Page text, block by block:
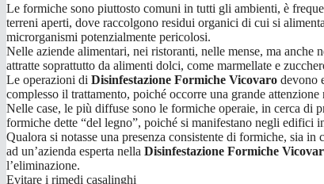
Le formiche sono piuttosto comuni in tutti gli ambienti, è
terreni aperti, dove raccolgono residui organici di cui si
microrganismi potenzialmente pericolosi.
Nelle aziende alimentari, nei ristoranti, nelle mense, ma
attratte soprattutto da alimenti dolci, come marmellate e
Le operazioni di Disinfestazione Formiche Vicovaro devono
complesso il trattamento, poiché occorre una grande
Nelle case, le più diffuse sono le formiche operaie, in cerca di
formiche dette “del legno”, poiché si manifestano negli edifici
Qualora si notasse una presenza consistente di formiche, sia
ad un’azienda esperta nella Disinfestazione Formiche
l’eliminazione.
Evitare i rimedi casalinghi